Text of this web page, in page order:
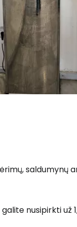
saldumynų
nusipirkti už